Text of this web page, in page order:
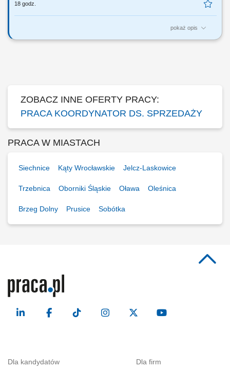
18 godz.
pokaż opis
Masz praktyczne doświadczenie w tworzeniu planogramów, space
ZOBACZ INNE OFERTY PRACY:
PRACA KOORDYNATOR DS. SPRZEDAŻY
PRACA W MIASTACH
Siechnice Kąty Wrocławskie Jelcz-Laskowice
Trzebnica Oborniki Śląskie Oława Oleśnica
Brzeg Dolny Prusice Sobótka
Dla kandydatów Dla firm